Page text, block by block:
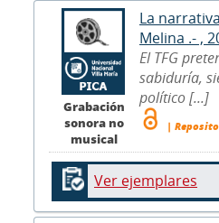
Grabación
sonora no
musical
La
Melina .- ,
El TFG
sabiduría,
político [...]
|
Ver ejemplares